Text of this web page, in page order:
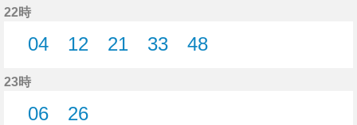
22時
04
12
21
33
48
23時
06
26